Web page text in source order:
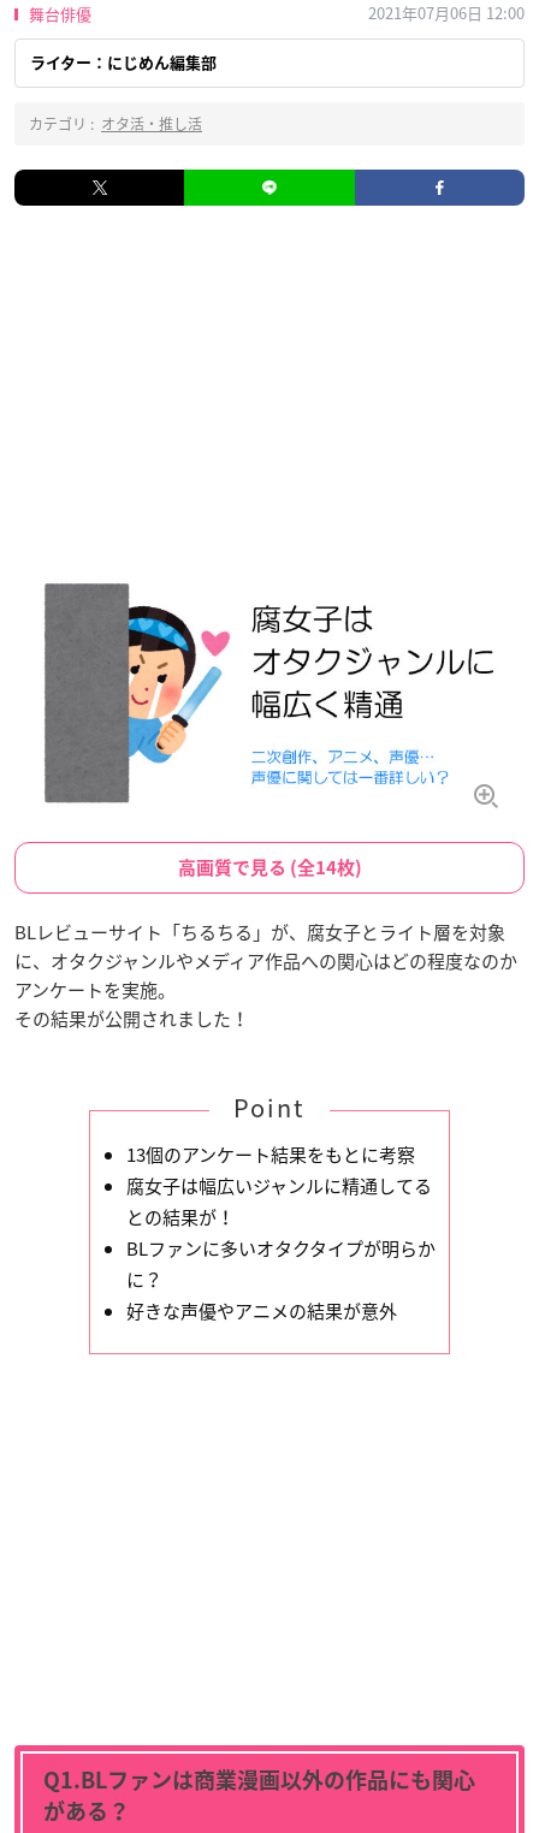
舞台俳優 2021年07月06日 12:00
ライター：にじめん編集部
カテゴリ : オタ活・推し活
高画質で見る (全14枚)
BLレビューサイト「ちるちる」が、腐女子とライト層を対象
に、オタクジャンルやメディア作品への関心はどの程度なのか
アンケートを実施。
その結果が公開されました！
Point
13個のアンケート結果をもとに考察
腐女子は幅広いジャンルに精通してる
との結果が！
BLファンに多いオタクタイプが明らか
に？
好きな声優やアニメの結果が意外
Q1.BLファンは商業漫画以外の作品にも関心
がある？